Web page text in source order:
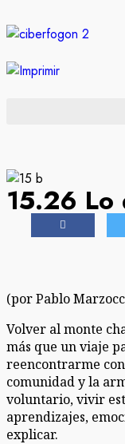
15.26 Lo
(por Pablo
Volver al monte
más que un viaje
reencontrarme
comunidad y la
voluntario, vivir
aprendizajes,
explicar.